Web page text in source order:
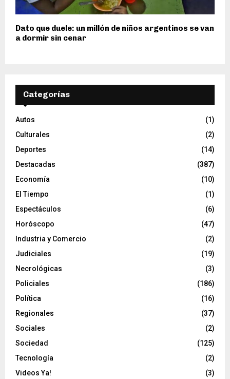
Dato que duele: un millón de niños argentinos se van
a dormir sin cenar
Categorías
Autos
(1)
Culturales
(2)
Deportes
(14)
Destacadas
(387)
Economía
(10)
El Tiempo
(1)
Espectáculos
(6)
Horóscopo
(47)
Industria y Comercio
(2)
Judiciales
(19)
Necrológicas
(3)
Policiales
(186)
Política
(16)
Regionales
(37)
Sociales
(2)
Sociedad
(125)
Tecnología
(2)
Videos Ya!
(3)